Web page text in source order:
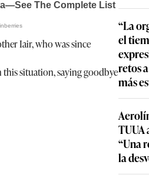
Iair, who was since
situation, saying goodbye
“La
el
retos
más
TUUA
“Una
la